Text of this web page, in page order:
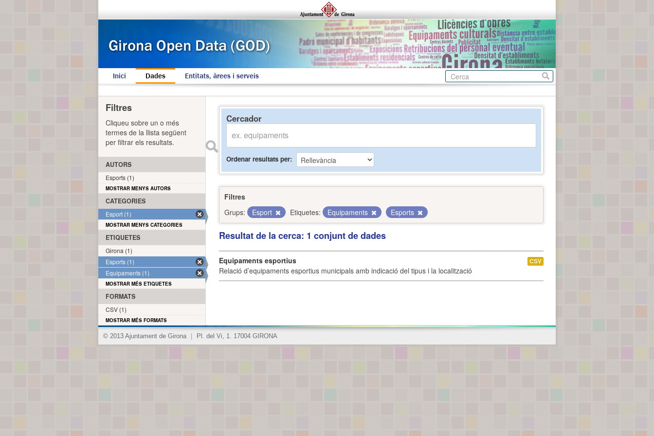
Inici Dades Entitats, àrees i serveis
Cercador
Ordenar resultats per
Filtres
Grups:
Esport Etiquetes: Equipaments Esports
Resultat de la cerca: 1 conjunt de dades
Equipaments esportius
Relació d’equipaments esportius municipals amb indicació del tipus i la localització
CSV
Filtres
Cliqueu sobre un o més
termes de la llista següent
per filtrar els resultats.
AUTORS
Esports (1)
MOSTRAR MENYS AUTORS
CATEGORIES
Esport (1)
MOSTRAR MENYS CATEGORIES
ETIQUETES
Girona (1)
Esports (1)
Equipaments (1)
MOSTRAR MÉS ETIQUETES
FORMATS
CSV (1)
MOSTRAR MÉS FORMATS
© 2013 Ajuntament de Girona Pl. del Vi, 1. 17004 GIRONA